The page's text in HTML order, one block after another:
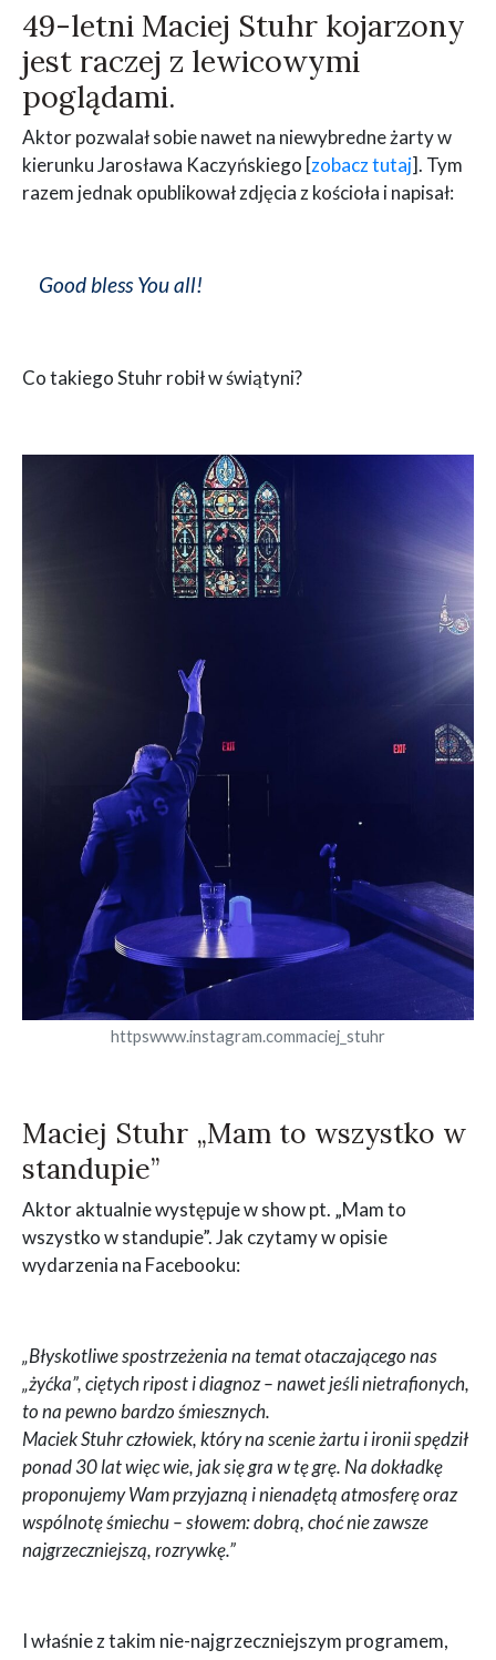
49-letni Maciej Stuhr kojarzony
jest raczej z lewicowymi
poglądami.
Aktor pozwalał sobie nawet na niewybredne żarty w
kierunku Jarosława Kaczyńskiego [zobacz tutaj]. Tym
razem jednak opublikował zdjęcia z kościoła i napisał:
Good bless You all!
Co takiego Stuhr robił w świątyni?
httpswww.instagram.commaciej_stuhr
Maciej Stuhr „Mam to wszystko w
standupie”
Aktor aktualnie występuje w show pt. „Mam to
wszystko w standupie”. Jak czytamy w opisie
wydarzenia na Facebooku:
„Błyskotliwe spostrzeżenia na temat otaczającego nas
„żyćka”, ciętych ripost i diagnoz – nawet jeśli nietrafionych,
to na pewno bardzo śmiesznych.
Maciek Stuhr człowiek, który na scenie żartu i ironii spędził
ponad 30 lat więc wie, jak się gra w tę grę. Na dokładkę
proponujemy Wam przyjazną i nienadętą atmosferę oraz
wspólnotę śmiechu – słowem: dobrą, choć nie zawsze
najgrzeczniejszą, rozrywkę.”
I właśnie z takim nie-najgrzeczniejszym programem,